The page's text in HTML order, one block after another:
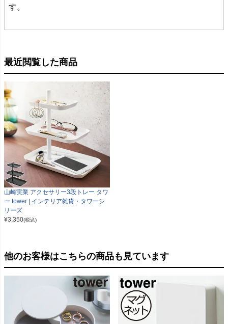
す。
最近閲覧した商品
山崎実業 アクセサリー3段トレー タワ
ー tower | インテリア雑貨・タワーシ
リーズ
¥3,350(税込)
他のお客様はこちらの商品も見ています